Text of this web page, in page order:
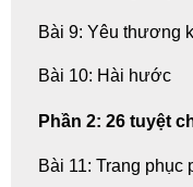
Bài 9: Yêu thương
Bài 10: Hài hước
Phần 2: 26 tuyệt
Bài 11: Trang phục